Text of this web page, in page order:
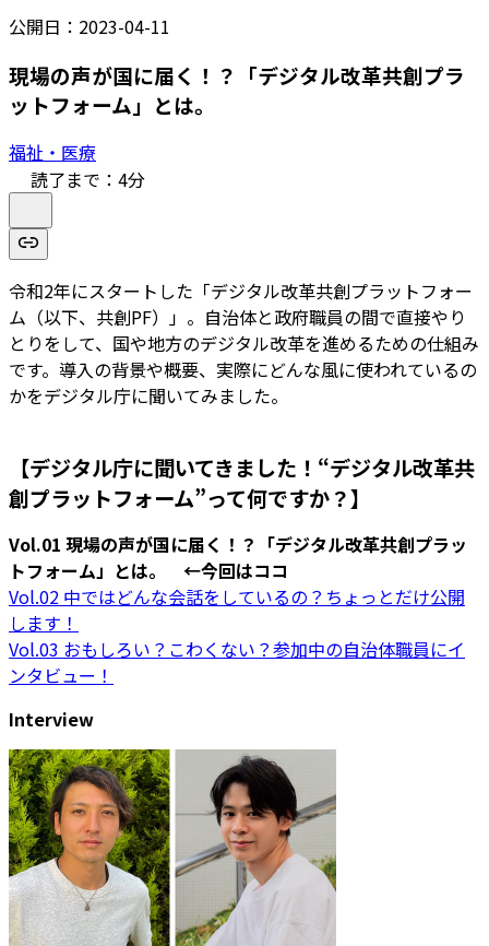
公開日： 2023-04-11
現場の声が国に届く！？「デジタル改革共創プラ
ットフォーム」とは。
福祉・医療
読了まで： 4分
令和2年にスタートした「デジタル改革共創プラットフォー
ム（以下、共創PF）」。自治体と政府職員の間で直接やり
とりをして、国や地方のデジタル改革を進めるための仕組み
です。導入の背景や概要、実際にどんな風に使われているの
かをデジタル庁に聞いてみました。
【デジタル庁に聞いてきました！“デジタル改革共
創プラットフォーム”って何ですか？】
Vol.01 現場の声が国に届く！？「デジタル改革共創プラッ
トフォーム」とは。 ←今回はココ
Vol.02 中ではどんな会話をしているの？ちょっとだけ公開
します！
Vol.03 おもしろい？こわくない？参加中の自治体職員にイ
ンタビュー！
Interview